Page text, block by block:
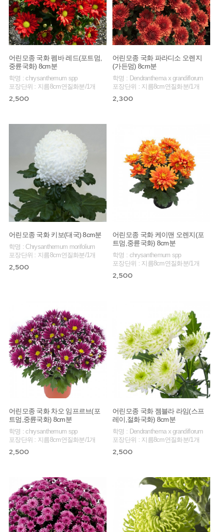
어린모종 국화 펨바 레드(포트멈,
중륜국화) 8cm분
학명 : chrysanthemum spp
포장단위 : 지름8cm연질화분/1개
2,500
어린모종 국화 파라디소 오렌지
(가든멈) 8cm분
학명 : Dendranthema x grandiflorum
포장단위 : 지름8cm연질화분/1개
2,300
어린모종 국화 키보(대국) 8cm분
학명 : Chrysanthemum morifolium
포장단위 : 지름8cm연질화분/1개
2,500
어린모종 국화 케이맨 오렌지(포
트멈,중륜국화) 8cm분
학명 : chrysanthemum spp
포장단위 : 지름8cm연질화분/1개
2,500
어린모종 국화 차오 임프르브(포
트멈,중륜국화) 8cm분
학명 : chrysanthemum spp
포장단위 : 지름8cm연질화분/1개
2,500
어린모종 국화 젬블라 라임(스프
레이,절화국화) 8cm분
학명 : Dendranthema x grandiflorum
포장단위 : 지름8cm연질화분/1개
2,500